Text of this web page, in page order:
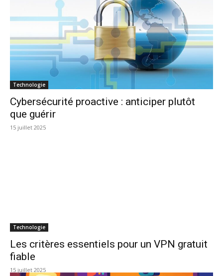
Technologie
Cybersécurité proactive : anticiper plutôt
que guérir
15 juillet 2025
Technologie
Les critères essentiels pour un VPN gratuit
fiable
15 juillet 2025